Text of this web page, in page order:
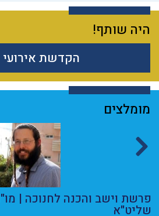
היה שותף!
הקדשת
מומלצים
פרשת וישב והכנה לחנוכה |
שליט"א